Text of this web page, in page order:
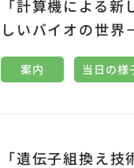
「計算機による
しいバイオの世界
案内 当日の様
「遺伝子組換え